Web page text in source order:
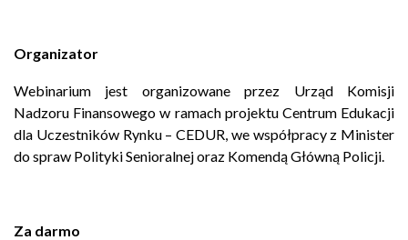
Organizator
Webinarium jest organizowane przez Urząd Komisji
Nadzoru Finansowego w ramach projektu Centrum Edukacji
dla Uczestników Rynku – CEDUR, we współpracy z Minister
do spraw Polityki Senioralnej oraz Komendą Główną Policji.
Za darmo